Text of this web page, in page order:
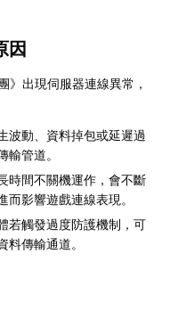
因
》出現伺服器連線異常，
波動、資料掉包或延遲過
管道。
時間不關機運作，會不斷
影響遊戲連線表現。
若觸發過度防護機制，可
傳輸通道。